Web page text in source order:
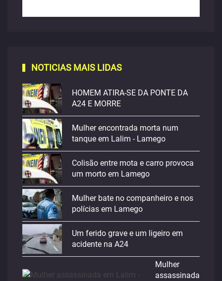
NOTICIAS MAIS LIDAS
HOMEM ATIRA-SE DA PONTE DA
A24 E MORRE
Mulher encontrada morta num
tanque em Lalim - Lamego
Colisão entre mota e carro provoca
um morto em Lamego
Mulher bate no companheiro e nos
polícias em Lamego
Um ferido grave e um ligeiro em
acidente na A24
Mulher
assassinada